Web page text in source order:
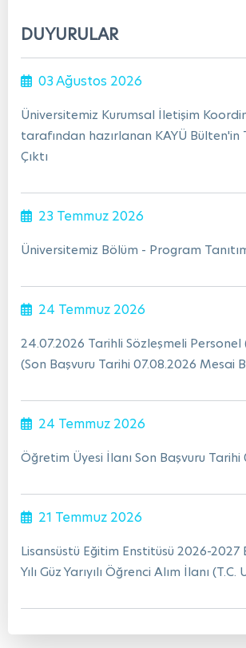
DUYURULAR
03 Ağustos 2026
Üniversitemiz Kurumsal İletişim
tarafından hazırlanan KAYÜ Bülten'in
Çıktı
23 Temmuz 2026
Üniversitemiz Bölüm - Program
24 Temmuz 2026
24.07.2026 Tarihli Sözleşmeli Personel
(Son Başvuru Tarihi 07.08.2026 Mesai
24 Temmuz 2026
Öğretim Üyesi İlanı Son Başvuru Tarihi
21 Temmuz 2026
Lisansüstü Eğitim Enstitüsü 2026-
Yılı Güz Yarıyılı Öğrenci Alım İlanı (T.C.